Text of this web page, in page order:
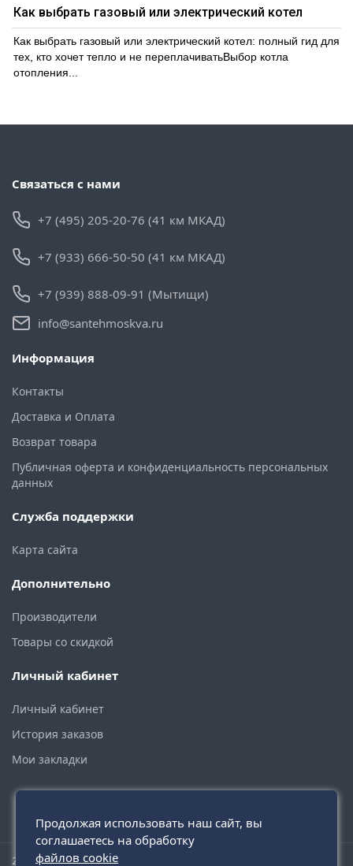
Как выбрать газовый или электрический котел
Как выбрать газовый или электрический котел: полный гид для
тех, кто хочет тепло и не переплачиватьВыбор котла
отопления...
Связаться с нами
+7 (495) 205-20-76 (41 км МКАД)
+7 (933) 666-50-50 (41 км МКАД)
+7 (939) 888-09-91 (Мытищи)
info@santehmoskva.ru
Информация
Контакты
Доставка и Оплата
Возврат товара
Публичная оферта и конфиденциальность персональных
данных
Служба поддержки
Карта сайта
Дополнительно
Производители
Товары со скидкой
Личный кабинет
Личный кабинет
История заказов
Мои закладки
2015 - 2026 © santehmoskva.ru — интернет-магазин сантехники
Продолжая использовать наш сайт, вы
соглашаетесь на обработку
файлов cookie